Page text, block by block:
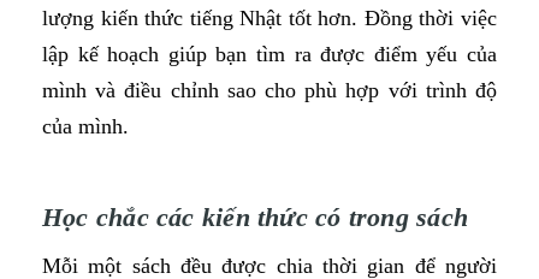
lượng kiến thức tiếng Nhật tốt hơn. Đồng thời việc
lập kế hoạch giúp bạn tìm ra được điểm yếu của
mình và điều chỉnh sao cho phù hợp với trình độ
của mình.
Học chắc các kiến thức có trong sách
Mỗi một sách đều được chia thời gian để người